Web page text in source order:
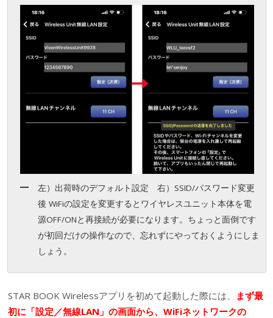
左）出荷時のデフォルト設定 右）SSID/パスワード変更
後 WiFiの設定を変更するとワイヤレスユニット本体を電
源OFF/ONと再接続が必要になります。ちょっと面倒です
が初回だけの操作なので、忘れずにやっておくようにしま
しょう。
STAR BOOK Wirelessアプリを初めて起動した際には、
まず最
初に「設定／無線LAN」の画面から、WiFiネットワークの